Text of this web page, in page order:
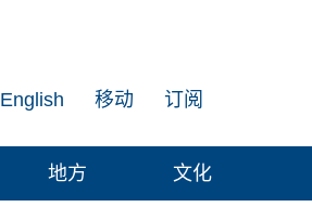
订阅
移动
English
地方 文化